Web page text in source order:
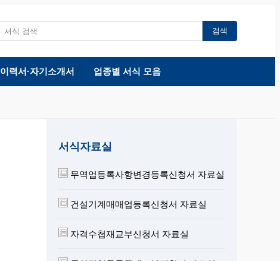
검색
이력서·자기소개서 업종별 서식 모음
서식자료실
무역업등록사항변경등록신청서 자료실
건설기계매매업등록신청서 자료실
자격수첩재교부신청서 자료실